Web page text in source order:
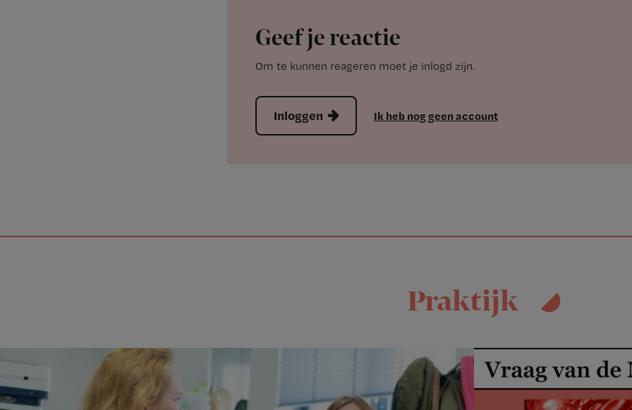
Geef je reactie
Om te kunnen reageren moet je inlogd zijn.
Inloggen Ik heb nog geen account
Praktijk